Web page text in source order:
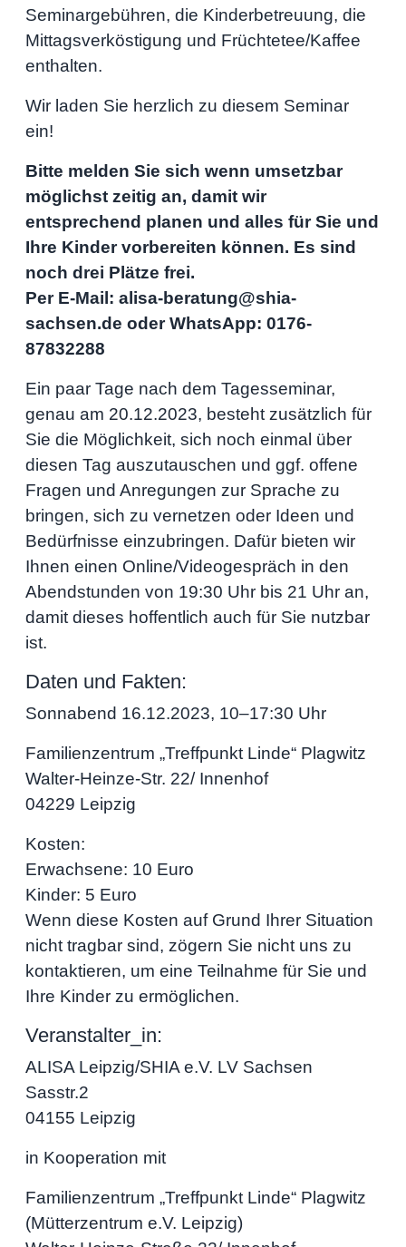
Seminargebühren, die Kinderbetreuung, die
Mittagsverköstigung und Früchtetee/Kaffee
enthalten.
Wir laden Sie herzlich zu diesem Seminar
ein!
Bitte melden Sie sich wenn umsetzbar
möglichst zeitig an, damit wir
entsprechend planen und alles für Sie und
Ihre Kinder vorbereiten können. Es sind
noch drei Plätze frei.
Per E-Mail: alisa-beratung@shia-
sachsen.de oder WhatsApp: 0176-
87832288
Ein paar Tage nach dem Tagesseminar,
genau am 20.12.2023, besteht zusätzlich für
Sie die Möglichkeit, sich noch einmal über
diesen Tag auszutauschen und ggf. offene
Fragen und Anregungen zur Sprache zu
bringen, sich zu vernetzen oder Ideen und
Bedürfnisse einzubringen. Dafür bieten wir
Ihnen einen Online/Videogespräch in den
Abendstunden von 19:30 Uhr bis 21 Uhr an,
damit dieses hoffentlich auch für Sie nutzbar
ist.
Daten und Fakten:
Sonnabend 16.12.2023, 10–17:30 Uhr
Familienzentrum „Treffpunkt Linde“ Plagwitz
Walter-Heinze-Str. 22/ Innenhof
04229 Leipzig
Kosten:
Erwachsene: 10 Euro
Kinder: 5 Euro
Wenn diese Kosten auf Grund Ihrer Situation
nicht tragbar sind, zögern Sie nicht uns zu
kontaktieren, um eine Teilnahme für Sie und
Ihre Kinder zu ermöglichen.
Veranstalter_in:
ALISA Leipzig/SHIA e.V. LV Sachsen
Sasstr.2
04155 Leipzig
in Kooperation mit
Familienzentrum „Treffpunkt Linde“ Plagwitz
(Mütterzentrum e.V. Leipzig)